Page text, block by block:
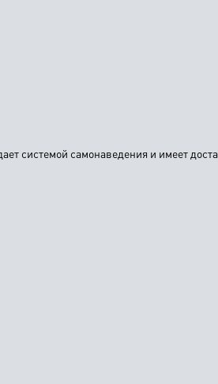
системой самонаведения и имеет